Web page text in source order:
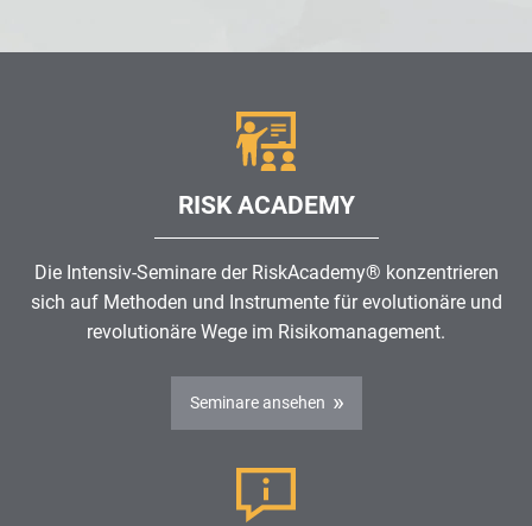
RISK ACADEMY
Die Intensiv-Seminare der RiskAcademy® konzentrieren
sich auf Methoden und Instrumente für evolutionäre und
revolutionäre Wege im Risikomanagement.
Seminare ansehen